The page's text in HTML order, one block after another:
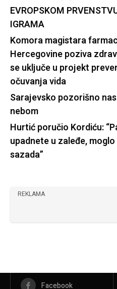
EVROPSKOM
IGRAMA
Komora magistara
Hercegovine poziva
se uključe u projekt
očuvanja vida
Sarajevsko pozorišno
nebom
Hurtić poručio Kordiću:
upadnete u zaleđe,
sazada”
REKLAMA
Facebook